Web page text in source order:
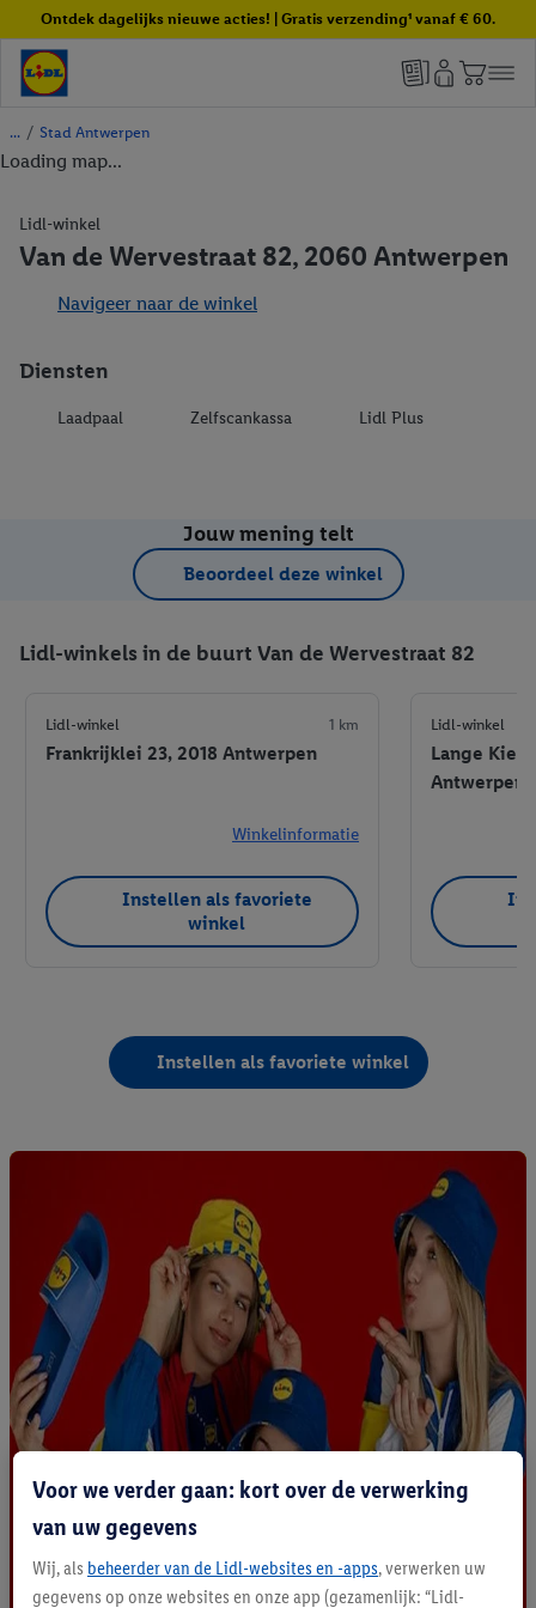
Ontdek dagelijks nieuwe acties! | Gratis verzending¹ vanaf € 60.
/ Stad Antwerpen
Loading map...
Lidl-winkel
Van de Wervestraat 82, 2060 Antwerpen
Navigeer naar de winkel
Diensten
Laadpaal Zelfscankassa Lidl Plus
Jouw mening telt
Beoordeel deze winkel
Lidl-winkels in de buurt Van de Wervestraat 82
Lidl-winkel 1 km
Frankrijklei 23, 2018 Antwerpen
Winkelinformatie
Instellen als favoriete
winkel
Lidl-winkel
Lange
Antwerpen
Instellen als favoriete winkel
Voor we verder gaan: kort over de verwerking
van uw gegevens
Wij, als beheerder van de Lidl-websites en -apps, verwerken uw
gegevens op onze websites en onze app (gezamenlijk: “Lidl-